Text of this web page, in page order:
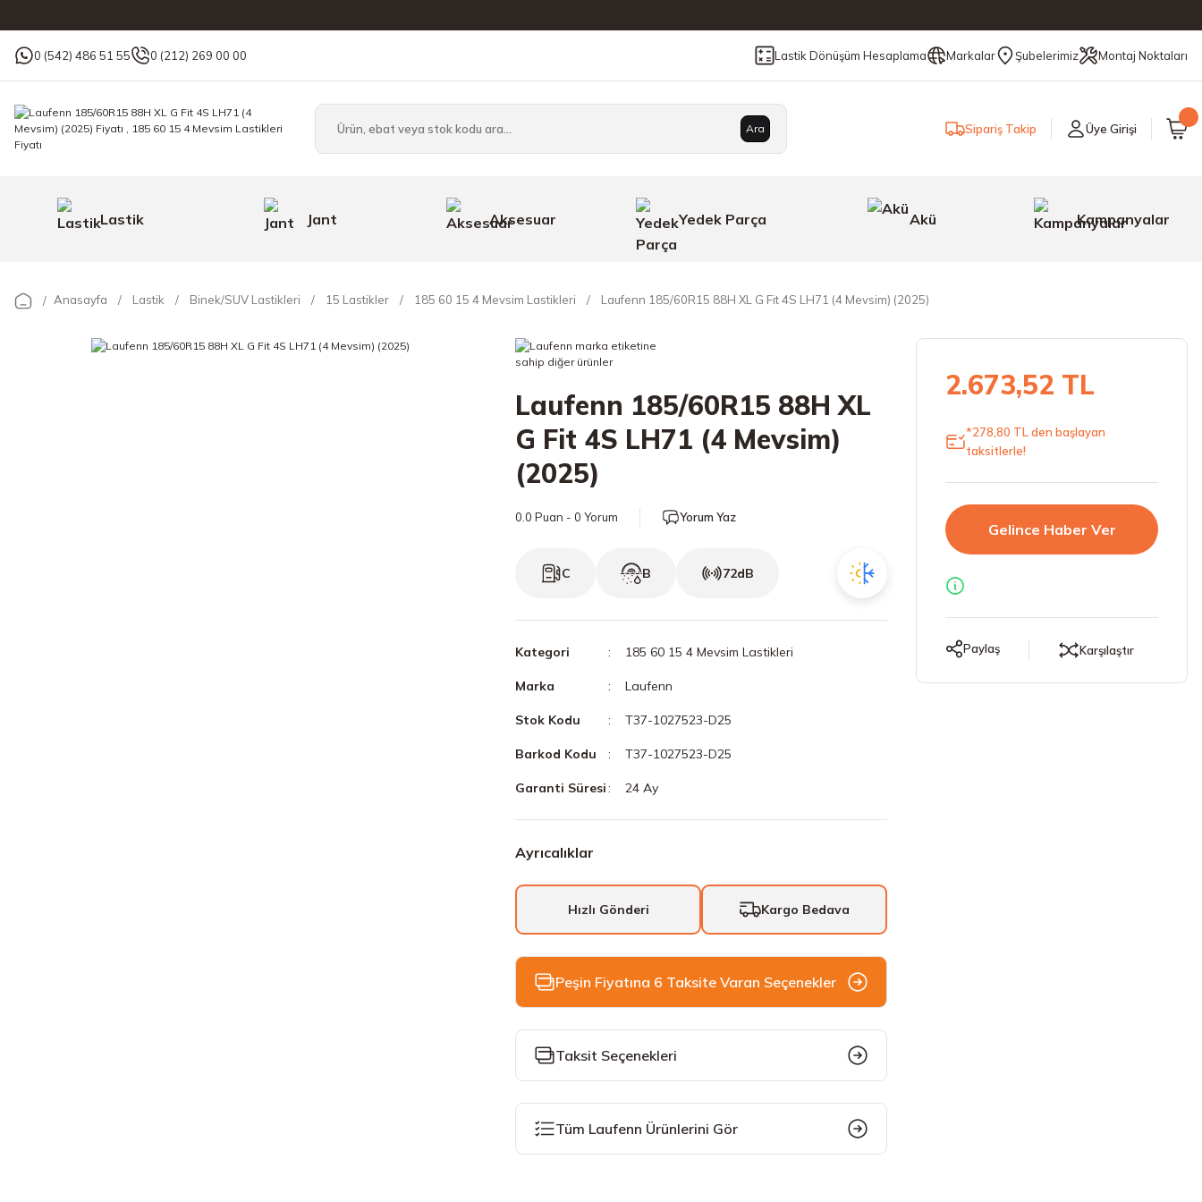
0 (542) 486 51 55 0 (212) 269 00 00 Lastik Dönüşüm Hesaplama Markalar Şubelerimiz Montaj Noktaları
Ara Sipariş Takip Üye Girişi
Lastik Jant Aksesuar Yedek Parça Akü Kampanyalar
Anasayfa Lastik Binek/SUV Lastikleri 15 Lastikler 185 60 15 4 Mevsim Lastikleri Laufenn 185/60R15 88H XL G Fit 4S LH71 (4 Mevsim) (2025)
Laufenn 185/60R15 88H XL
G Fit 4S LH71 (4 Mevsim)
(2025)
0.0 Puan - 0 Yorum Yorum Yaz
C B 72dB
Kategori 185 60 15 4 Mevsim Lastikleri
Marka Laufenn
Stok Kodu T37-1027523-D25
Barkod Kodu T37-1027523-D25
Garanti Süresi 24 Ay
Ayrıcalıklar
Hızlı Gönderi Kargo Bedava
Peşin Fiyatına 6 Taksite Varan Seçenekler
Taksit Seçenekleri
Tüm Laufenn Ürünlerini Gör
2.673,52 TL
*278,80 TL den başlayan
taksitlerle!
Gelince Haber Ver
Paylaş Karşılaştır